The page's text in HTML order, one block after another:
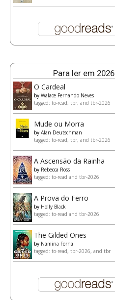
Para ler em 2026
O Cardeal
by Walace Fernando Neves
tagged: to-read, tbr, and tbr-2026
Mude ou Morra
by Alan Deutschman
tagged: to-read, tbr, and tbr-2026
A Ascensão da Rainha
by Rebecca Ross
tagged: to-read and tbr-2026
A Prova do Ferro
by Holly Black
tagged: to-read and tbr-2026
The Gilded Ones
by Namina Forna
tagged: to-read, tbr-2026, and tbr